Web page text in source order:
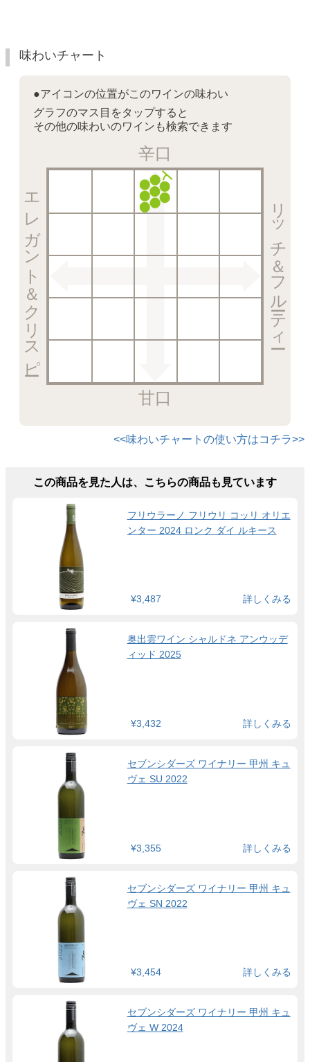
味わいチャート
●アイコンの位置がこのワインの味わい
グラフのマス目をタップすると
その他の味わいのワインも検索できます
辛口
リッチ＆フルーティー
甘口
エレガント＆クリスピー
<<味わいチャートの使い方はコチラ>>
この商品を見た人は、こちらの商品も見ています
フリウラーノ フリウリ コッリ オリエ
ンター 2024 ロンク ダイ ルキース
¥3,487 詳しくみる
奥出雲ワイン シャルドネ アンウッデ
ィッド 2025
¥3,432 詳しくみる
セブンシダーズ ワイナリー 甲州 キュ
ヴェ SU 2022
¥3,355 詳しくみる
セブンシダーズ ワイナリー 甲州 キュ
ヴェ SN 2022
¥3,454 詳しくみる
セブンシダーズ ワイナリー 甲州 キュ
ヴェ W 2024